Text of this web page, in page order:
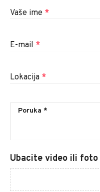
Vaše ime *
E-mail *
Lokacija *
Ubacite video ili foto